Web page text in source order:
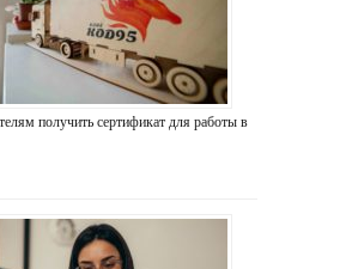
получить сертификат для работы в